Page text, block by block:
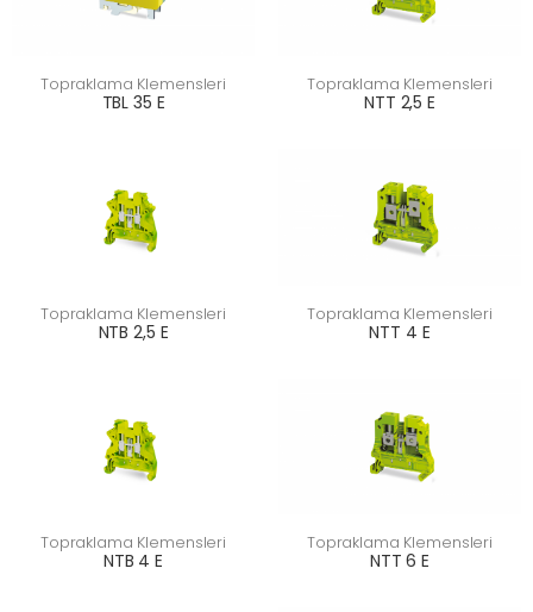
Topraklama Klemensleri
TBL 35 E
Topraklama Klemensleri
NTT 2,5 E
Topraklama Klemensleri
NTB 2,5 E
Topraklama Klemensleri
NTT 4 E
Topraklama Klemensleri
NTB 4 E
Topraklama Klemensleri
NTT 6 E